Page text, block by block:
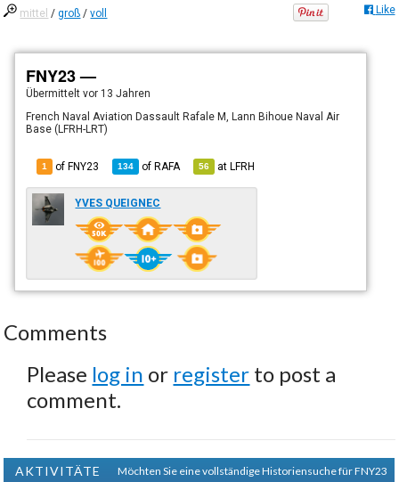
mittel /groß /voll Like
FNY23 —
Übermitteltvor 13 Jahren
French Naval Aviation Dassault Rafale M, Lann Bihoue Naval Air
Base (LFRH-LRT)
1 of FNY23 134 ofRAFA 56 atLFRH
YVES QUEIGNEC
Comments
Please log in or register to post a
comment.
AKTIVITÄTE
Möchten Sie eine vollständige Historiensuche für FNY23